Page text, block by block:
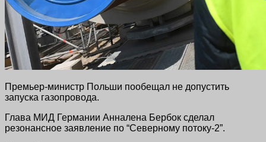
Премьер-министр Польши пообещал не допустить
запуска газопровода.
Глава МИД Германии Анналена Бербок сделал
резонансное заявление по “Северному потоку-2”.